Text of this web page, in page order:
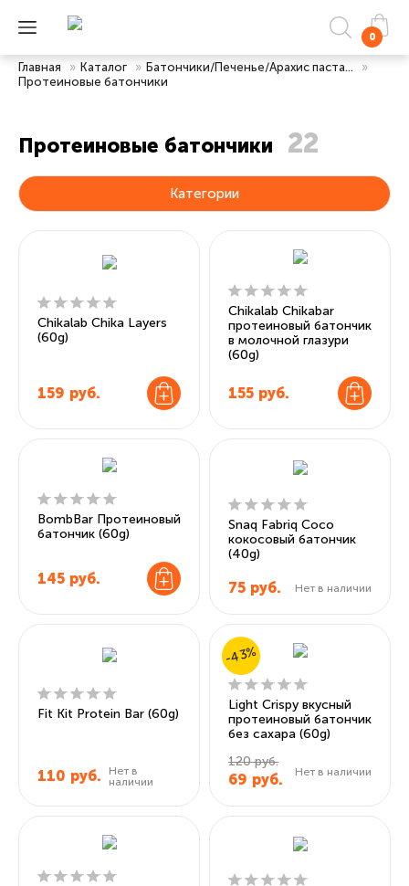
0
Главная » Каталог » Батончики/Печенье/Арахис паста...
»
Протеиновые батончики
Протеиновые батончики 22
Категории
Chikalab Chika Layers
(60g)
159 руб.
Chikalab Chikabar
протеиновый батончик
в молочной глазури
(60g)
155 руб.
BombBar Протеиновый
батончик (60g)
145 руб.
Snaq Fabriq Coco
кокосовый батончик
(40g)
75 руб. Нет в наличии
Fit Kit Protein Bar (60g)
110 руб.
Нет в
наличии
Light Crispy вкусный
протеиновый батончик
без сахара (60g)
120 руб.
69 руб. Нет в наличии
-43%